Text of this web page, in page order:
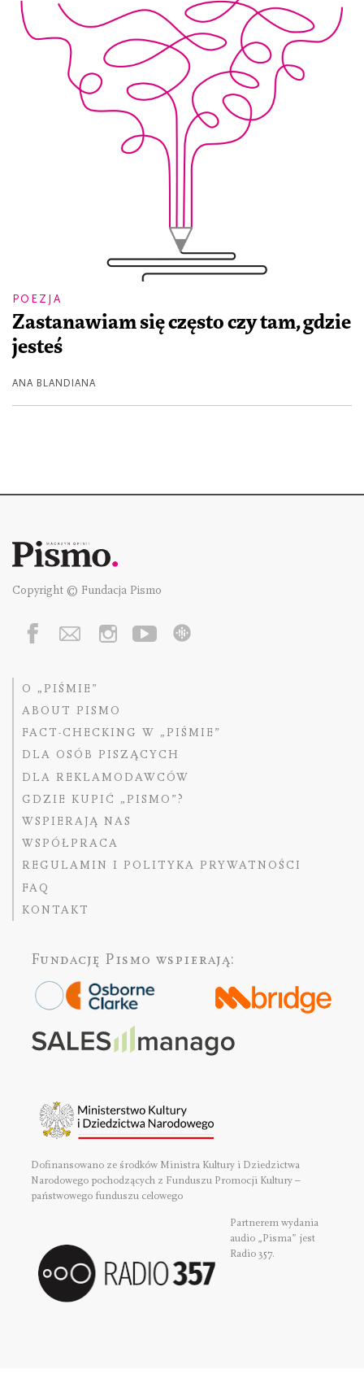
POEZJA
Zastanawiam się często czy tam, gdzie
jesteś
ANA BLANDIANA
Copyright © Fundacja Pismo
O „PIŚMIE”
ABOUT PISMO
FACT-CHECKING W „PIŚMIE”
DLA OSÓB PISZĄCYCH
DLA REKLAMODAWCÓW
GDZIE KUPIĆ „PISMO”?
WSPIERAJĄ NAS
WSPÓŁPRACA
REGULAMIN I POLITYKA PRYWATNOŚCI
FAQ
KONTAKT
Fundację Pismo wspierają:
Dofinansowano ze środków Ministra Kultury i Dziedzictwa
Narodowego pochodzących z Funduszu Promocji Kultury –
państwowego funduszu celowego
Partnerem wydania
audio „Pisma” jest
Radio 357.